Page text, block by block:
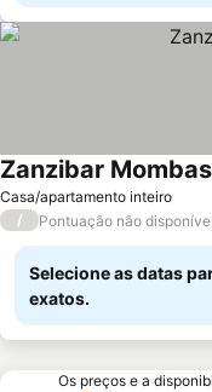
Casa/apartamento inteiro
Zanzibar
/ Pontuação não disponível
Selecione as datas
exatos.
Os preços e a